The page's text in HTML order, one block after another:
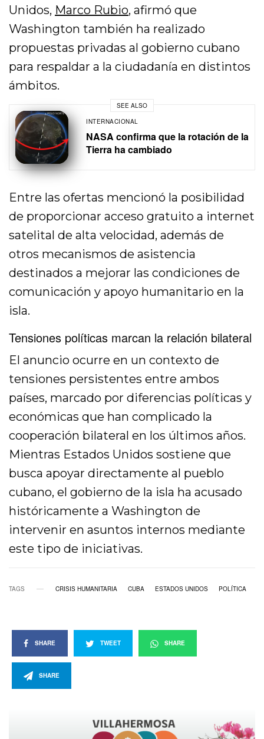
Unidos, Marco Rubio, afirmó que
Washington también ha realizado
propuestas privadas al gobierno cubano
para respaldar a la ciudadanía en distintos
ámbitos.
SEE ALSO
INTERNACIONAL
NASA confirma que la rotación de la
Tierra ha cambiado
Entre las ofertas mencionó la posibilidad
de proporcionar acceso gratuito a internet
satelital de alta velocidad, además de
otros mecanismos de asistencia
destinados a mejorar las condiciones de
comunicación y apoyo humanitario en la
isla.
Tensiones políticas marcan la relación bilateral
El anuncio ocurre en un contexto de
tensiones persistentes entre ambos
países, marcado por diferencias políticas y
económicas que han complicado la
cooperación bilateral en los últimos años.
Mientras Estados Unidos sostiene que
busca apoyar directamente al pueblo
cubano, el gobierno de la isla ha acusado
históricamente a Washington de
intervenir en asuntos internos mediante
este tipo de iniciativas.
TAGS CRISIS HUMANITARIA CUBA ESTADOS UNIDOS POLÍTICA
SHARE TWEET SHARE
SHARE